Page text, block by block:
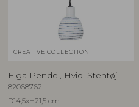
CREATIVE COLLECTION
Elga Pendel, Hvid, Stentøj
82068762
D14,5xH21,5 cm